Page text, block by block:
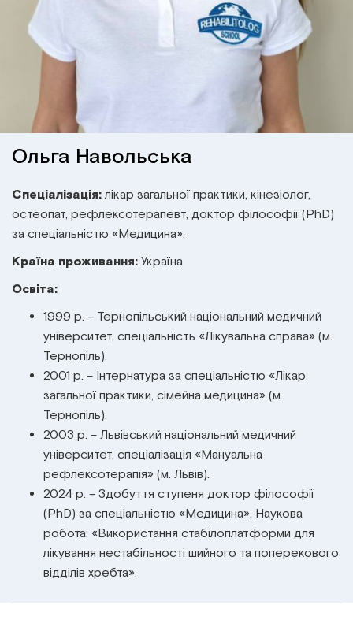
Ольга Навольська
Спеціалізація: лікар загальної практики, кінезіолог,
остеопат, рефлексотерапевт, доктор філософії (PhD)
за спеціальністю «Медицина».
Країна проживання: Україна
Освіта:
1999 р. – Тернопільський національний медичний
університет, спеціальність «Лікувальна справа» (м.
Тернопіль).
2001 р. – Інтернатура за спеціальністю «Лікар
загальної практики, сімейна медицина» (м.
Тернопіль).
2003 р. – Львівський національний медичний
університет, спеціалізація «Мануальна
рефлексотерапія» (м. Львів).
2024 р. – Здобуття ступеня доктор філософії
(PhD) за спеціальністю «Медицина». Наукова
робота: «Використання стабілоплатформи для
лікування нестабільності шийного та поперекового
відділів хребта».
Інститут Апледжера
Інститут Барраля
Прикладна кінезіологія
Кінезіотейпінг
Психологія, психотерапія
Естетична медицина
Остеопатичні маніпуляції по Барралю